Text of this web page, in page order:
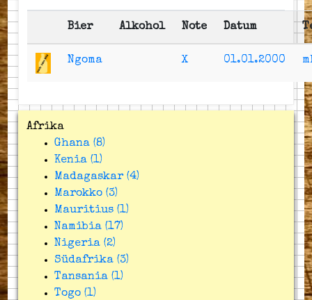
Bier Alkohol Note Datum
Ngoma X 01.01.2000
Afrika
Ghana (8)
Kenia (1)
Madagaskar (4)
Marokko (3)
Mauritius (1)
Namibia (17)
Nigeria (2)
Südafrika (3)
Tansania (1)
Togo (1)